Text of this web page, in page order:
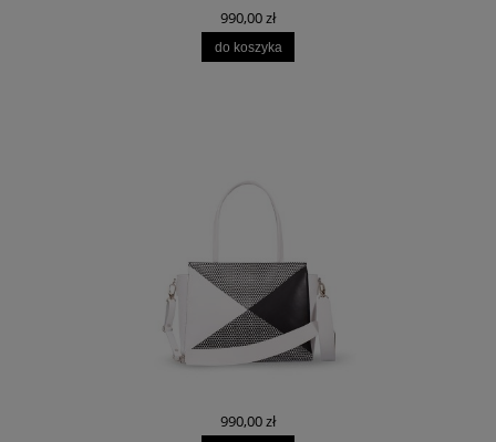
990,00 zł
do koszyka
990,00 zł